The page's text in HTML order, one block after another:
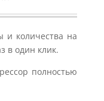
и количества на
в один клик.
полностью